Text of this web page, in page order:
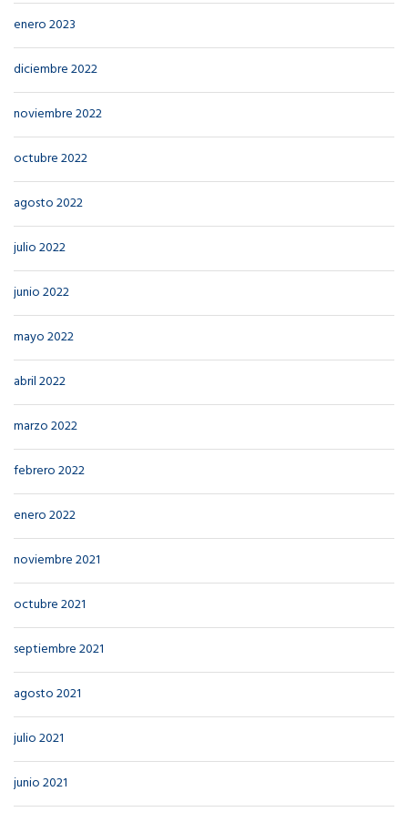
enero 2023
diciembre 2022
noviembre 2022
octubre 2022
agosto 2022
julio 2022
junio 2022
mayo 2022
abril 2022
marzo 2022
febrero 2022
enero 2022
noviembre 2021
octubre 2021
septiembre 2021
agosto 2021
julio 2021
junio 2021